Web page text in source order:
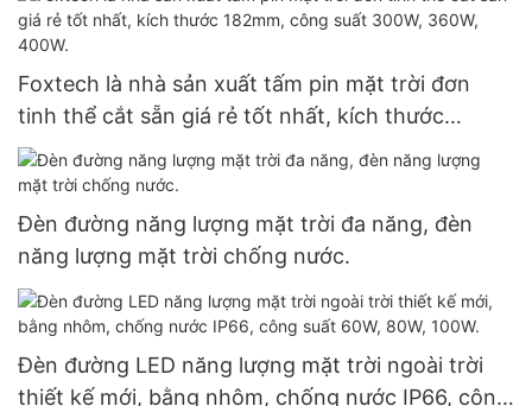
trời độc lập
Foxtech là nhà sản xuất tấm pin mặt trời đơn
tinh thể cắt sẵn giá rẻ tốt nhất, kích thước
182mm, công suất 300W, 360W, 400W.
Đèn đường năng lượng mặt trời đa năng, đèn
năng lượng mặt trời chống nước.
Đèn đường LED năng lượng mặt trời ngoài trời
thiết kế mới, bằng nhôm, chống nước IP66, công